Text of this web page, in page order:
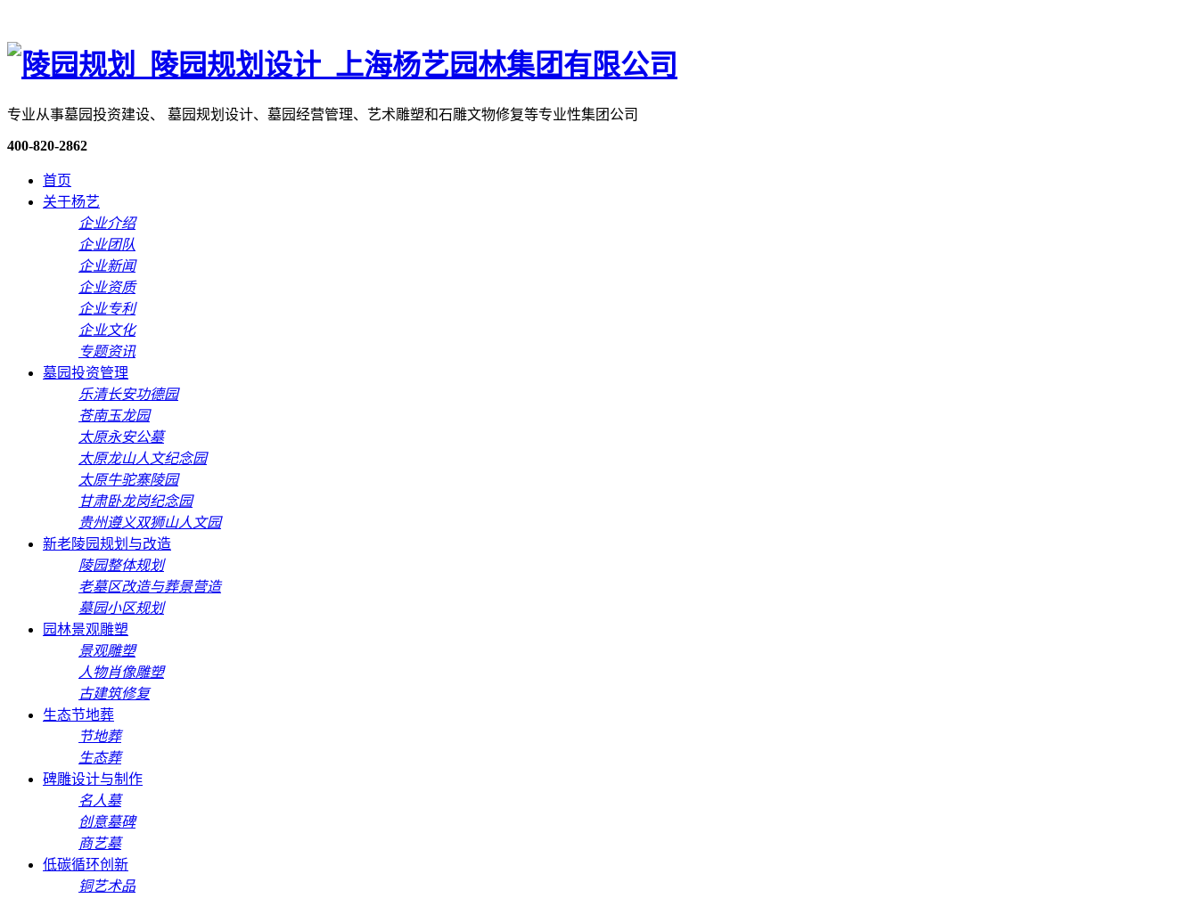
专业从事墓园投资建设、 墓园规划设计、墓园经营管理、艺术雕塑和石雕文物修复等专业性集团公司
400-820-2862
首页
关于杨艺
企业介绍
企业团队
企业新闻
企业资质
企业专利
企业文化
专题资讯
墓园投资管理
乐清长安功德园
苍南玉龙园
太原永安公墓
太原龙山人文纪念园
太原牛驼寨陵园
甘肃卧龙岗纪念园
贵州遵义双狮山人文园
新老陵园规划与改造
陵园整体规划
老墓区改造与葬景营造
墓园小区规划
园林景观雕塑
景观雕塑
人物肖像雕塑
古建筑修复
生态节地葬
节地葬
生态葬
碑雕设计与制作
名人墓
创意墓碑
商艺墓
低碳循环创新
铜艺术品